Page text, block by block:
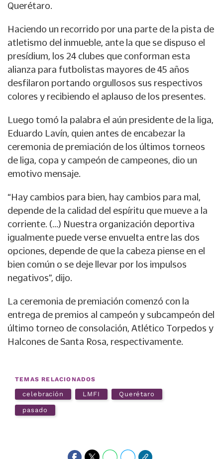
Querétaro.
Haciendo un recorrido por una parte de la pista de
atletismo del inmueble, ante la que se dispuso el
presídium, los 24 clubes que conforman esta
alianza para futbolistas mayores de 45 años
desfilaron portando orgullosos sus respectivos
colores y recibiendo el aplauso de los presentes.
Luego tomó la palabra el aún presidente de la liga,
Eduardo Lavín, quien antes de encabezar la
ceremonia de premiación de los últimos torneos
de liga, copa y campeón de campeones, dio un
emotivo mensaje.
“Hay cambios para bien, hay cambios para mal,
depende de la calidad del espíritu que mueve a la
corriente. (…) Nuestra organización deportiva
igualmente puede verse envuelta entre las dos
opciones, depende de que la cabeza piense en el
bien común o se deje llevar por los impulsos
negativos”, dijo.
La ceremonia de premiación comenzó con la
entrega de premios al campeón y subcampeón del
último torneo de consolación, Atlético Torpedos y
Halcones de Santa Rosa, respectivamente.
TEMAS RELACIONADOS
celebración LMFI Querétaro
pasado